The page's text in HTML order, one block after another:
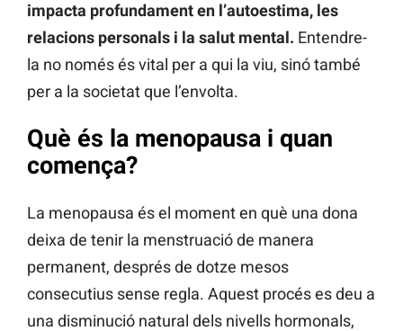
impacta profundament en l’autoestima, les
relacions personals i la salut mental. Entendre-
la no només és vital per a qui la viu, sinó també
per a la societat que l’envolta.
Què és la menopausa i quan
comença?
La menopausa és el moment en què una dona
deixa de tenir la menstruació de manera
permanent, després de dotze mesos
consecutius sense regla. Aquest procés es deu a
una disminució natural dels nivells hormonals,